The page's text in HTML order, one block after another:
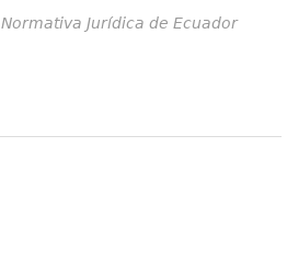
Normativa Jurídica de Ecuador